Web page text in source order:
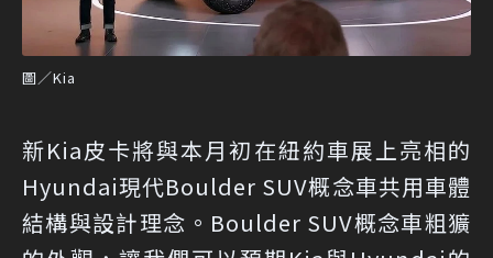
圖／Kia
新Kia皮卡將與本月初在紐約車展上亮相的
Hyundai現代Boulder SUV概念車共用車體
結構與設計理念。Boulder SUV概念車粗獷